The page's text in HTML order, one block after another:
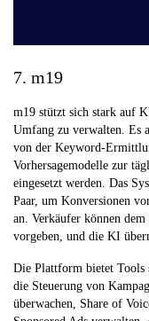
7. m19
m19 stützt sich stark auf
Umfang zu verwalten. Es
von der Keyword-
Vorhersagemodelle zur
eingesetzt werden. Das
Paar, um Konversionen
an. Verkäufer können
vorgeben, und die KI
Die Plattform bietet Tools
die Steuerung von
überwachen, Share of